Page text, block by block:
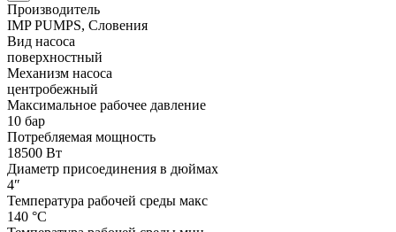
Производитель
IMP PUMPS, Словения
Вид насоса
поверхностный
Механизм насоса
центробежный
Максимальное рабочее давление
10 бар
Потребляемая мощность
18500 Вт
Диаметр присоединения в дюймах
4″
Температура рабочей среды макс
140 °С